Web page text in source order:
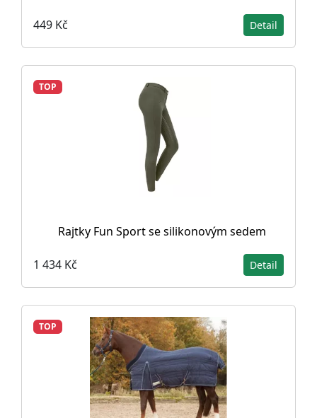
449 Kč Detail
TOP
Rajtky Fun Sport se silikonovým sedem
1 434 Kč Detail
TOP